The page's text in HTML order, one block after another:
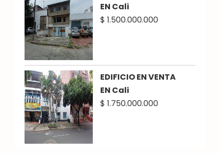
EN Cali
$ 1.500.000.000
EDIFICIO EN VENTA
EN Cali
$ 1.750.000.000